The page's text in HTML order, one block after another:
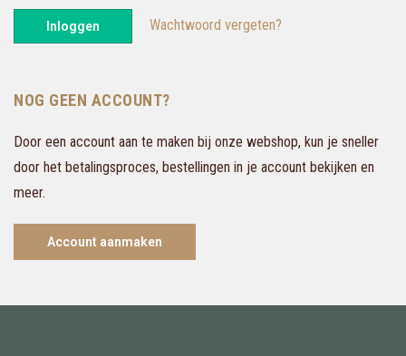
Inloggen Wachtwoord vergeten?
NOG GEEN ACCOUNT?
Door een account aan te maken bij onze webshop, kun je sneller
door het betalingsproces, bestellingen in je account bekijken en
meer.
Account aanmaken